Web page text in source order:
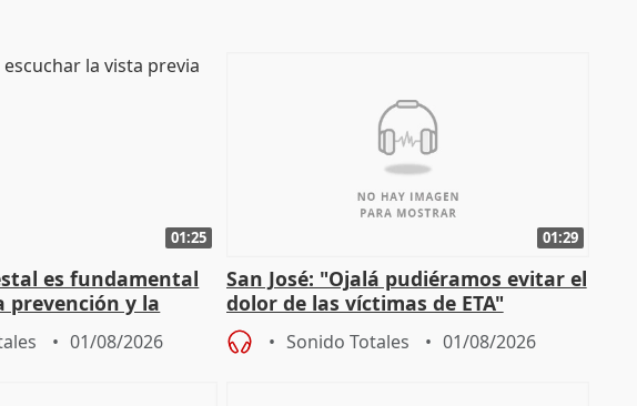
01:25
es fundamental
prevención y la
a incendios
01/08/2026
01:29
San José: "Ojalá pudiéramos evitar el
dolor de las víctimas de ETA"
Sonido Totales 01/08/2026